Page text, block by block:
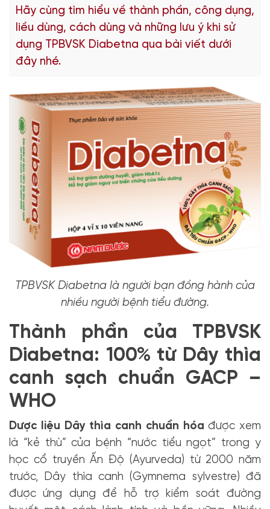
Hãy cùng tìm hiểu về thành phần, công dụng,
liều dùng, cách dùng và những lưu ý khi sử
dụng TPBVSK Diabetna qua bài viết dưới
đây nhé.
TPBVSK Diabetna là người bạn đồng hành của
nhiều người bệnh tiểu đường.
Thành phần của TPBVSK
Diabetna: 100% từ Dây thìa
canh sạch chuẩn GACP –
WHO
Dược liệu Dây thìa canh chuẩn hóađược xem
là “kẻ thù” của bệnh “nước tiểu ngọt” trong y
học cổ truyền Ấn Độ (Ayurveda) từ 2000 năm
trước, Dây thìa canh (Gymnema sylvestre) đã
được ứng dụng để hỗ trợ kiểm soát đường